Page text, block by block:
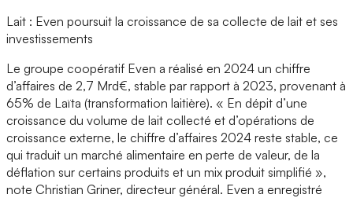
Lait : Even poursuit la croissance de sa collecte de lait et ses
investissements
Le groupe coopératif Even a réalisé en 2024 un chiffre
d’affaires de 2,7 Mrd€, stable par rapport à 2023, provenant à
65% de Laïta (transformation laitière). « En dépit d’une
croissance du volume de lait collecté et d’opérations de
croissance externe, le chiffre d’affaires 2024 reste stable, ce
qui traduit un marché alimentaire en perte de valeur, de la
déflation sur certains produits et un mix produit simplifié »,
note Christian Griner, directeur général. Even a enregistré